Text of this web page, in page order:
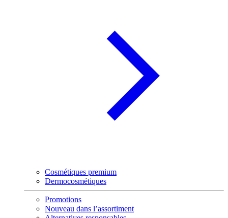
Cosmétiques premium
Dermocosmétiques
Promotions
Nouveau dans l’assortiment